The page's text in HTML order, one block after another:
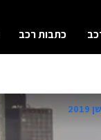
כתבות רכב